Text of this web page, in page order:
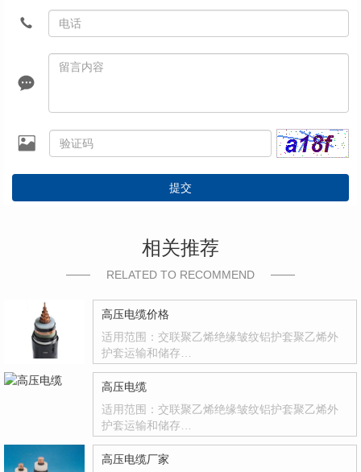
提交
相关推荐
RELATED TO RECOMMEND
高压电缆价格
适用范围：交联聚乙烯绝缘皱纹铝护套聚乙烯外
护套运输和储存…
高压电缆
适用范围：交联聚乙烯绝缘皱纹铝护套聚乙烯外
护套运输和储存…
高压电缆厂家